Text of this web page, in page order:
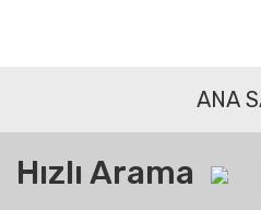
ANA
Hızlı Arama